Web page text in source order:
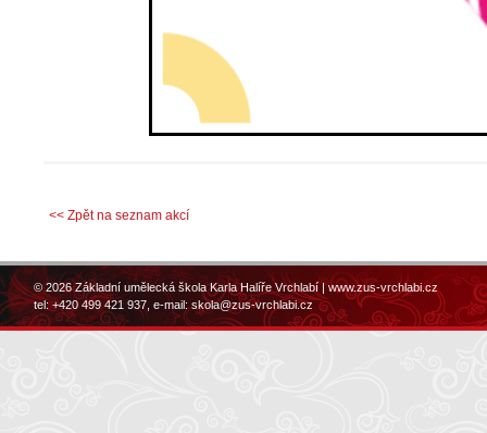
<< Zpět na seznam akcí
© 2026 Základní umělecká škola Karla Halíře Vrchlabí |www.zus-vrchlabi.cz
tel: +420 499 421 937, e-mail:skola@zus-vrchlabi.cz